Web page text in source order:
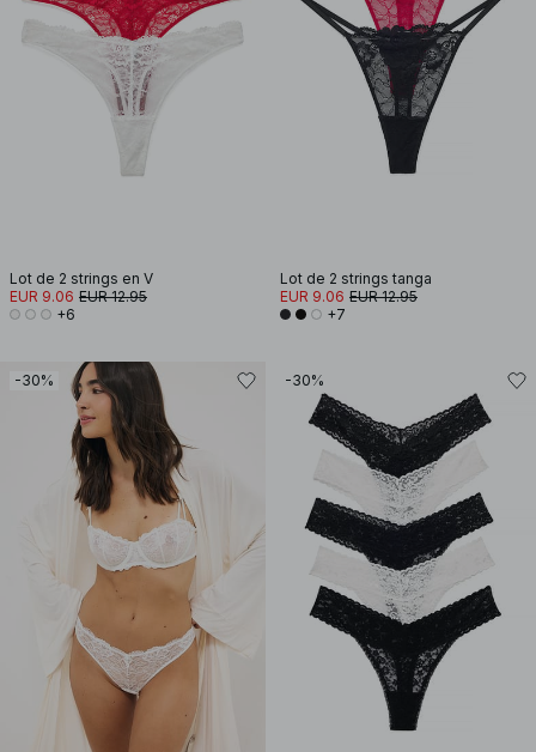
Lot de 2 strings en V
EUR 9.06 EUR 12.95
+6
Lot de 2 strings tanga
EUR 9.06 EUR 12.95
+7
-30% -30%